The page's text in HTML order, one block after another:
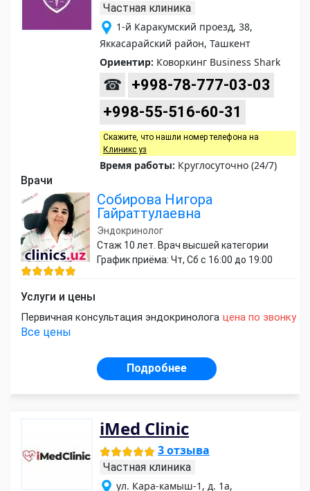
Частная клиника
1-й Каракумский проезд, 38,
Яккасарайский район, Ташкент
Ориентир: Коворкинг Business Shark
☎
+998-78-777-03-03
+998-55-516-60-31
Скажите, что нашли номер телефона на
Клиникс уз
Время работы: Круглосуточно (24/7)
Врачи
Собирова Нигора
Гайраттулаевна
Эндокринолог
Стаж 10 лет. Врач высшей категории
График приёма: Чт, Сб с 16:00 до 19:00
Услуги и цены
Первичная консультация эндокринолога цена по звонку
Все цены
Подробнее
iMed Clinic
3 отзыва
Частная клиника
ул. Кара-камыш-1, д. 1а,